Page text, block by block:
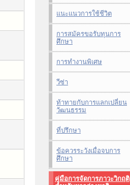
แนะแนวการใช้ชีวิต
การสมัครขอรับทุนการ
ศึกษา
การทำงานพิเศษ
วีซ่า
ท้าทายกับการแลกเปลี่ยน
วัฒนธรรม
ที่ปรึกษา
ข้อควรระวังเมื่อจบการ
ศึกษา
คู่มือการจัดการภาวะวิกฤติ